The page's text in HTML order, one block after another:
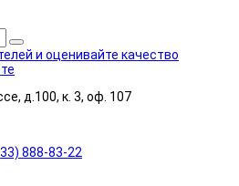
д.100, к. 3, оф. 107
888-83-22